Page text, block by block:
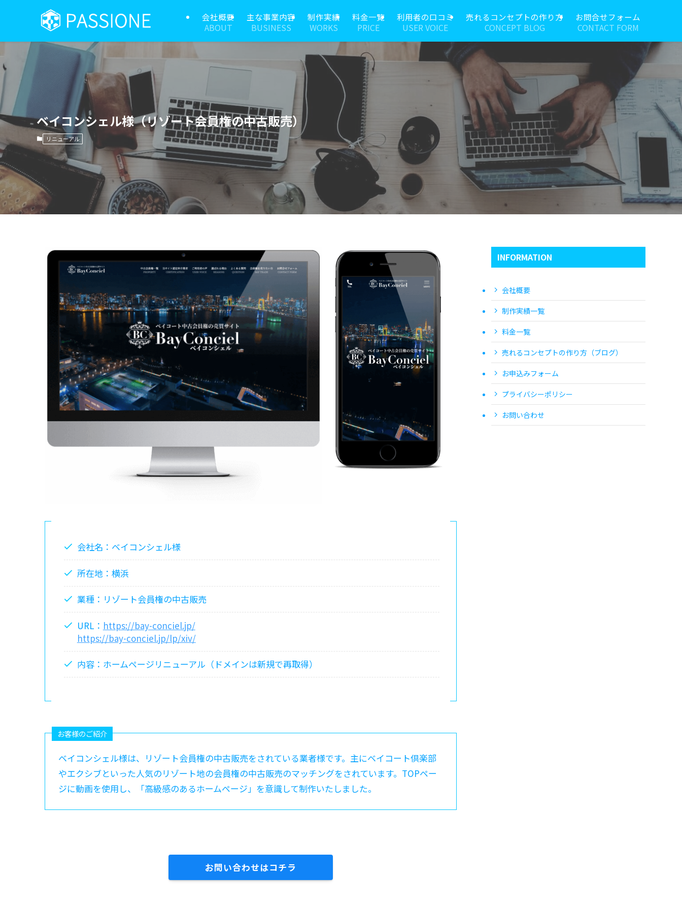
会社概要
ABOUT
主な事業内容
BUSINESS
制作実績
WORKS
料金一覧
PRICE
利用者の口コミ
USER VOICE
売れるコンセプトの作り方
CONCEPT BLOG
お問合せフォーム
CONTACT FORM
ベイコンシェル様（リゾート会員権の中古販売）
リニューアル
会社名：ベイコンシェル様
所在地：横浜
業種：リゾート会員権の中古販売
URL： https://bay-conciel.jp/
https://bay-conciel.jp/lp/xiv/
内容：ホームページリニューアル（ドメインは新規で再取得）
お客様のご紹介
ベイコンシェル様は、リゾート会員権の中古販売をされている業者様です。主にベイコート倶楽部
やエクシブといった人気のリゾート地の会員権の中古販売のマッチングをされています。TOPペー
ジに動画を使用し、「高級感のあるホームページ」を意識して制作いたしました。
お問い合わせはコチラ
INFORMATION
会社概要
制作実績一覧
料金一覧
売れるコンセプトの作り方（ブログ）
お申込みフォーム
プライバシーポリシー
お問い合わせ